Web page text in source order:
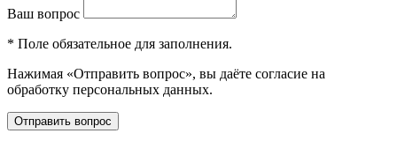
Ваш вопрос
* Поле обязательное для заполнения.
Нажимая «Отправить вопрос», вы даёте согласие на
обработку персональных данных.